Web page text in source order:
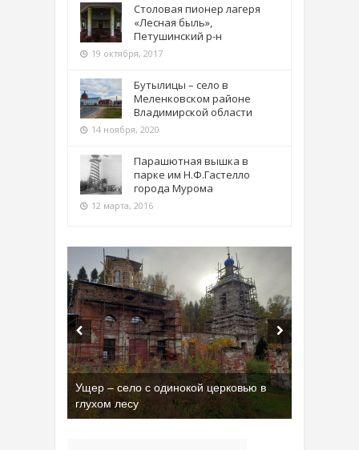
Столовая пионер лагеря
«Лесная быль»,
Петушинский р-н
19 октября, 2017
Бутылицы – село в
Меленковском районе
Владимирской области
14 ноября, 2020
Парашютная вышка в
парке им Н.Ф.Гастелло
города Мурома
12 марта, 2016
Бывшая танковая часть имени Сухэ-
Батора во Владимире